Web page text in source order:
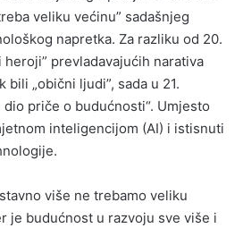
veliku većinu” sadašnjeg
napretka. Za razliku od 20.
heroji” prevladavajućih narativa
„obični ljudi”, sada u 21.
priče o budućnosti“. Umjesto
inteligencijom (AI) i istisnuti
više ne trebamo veliku
je budućnost u razvoju sve više i